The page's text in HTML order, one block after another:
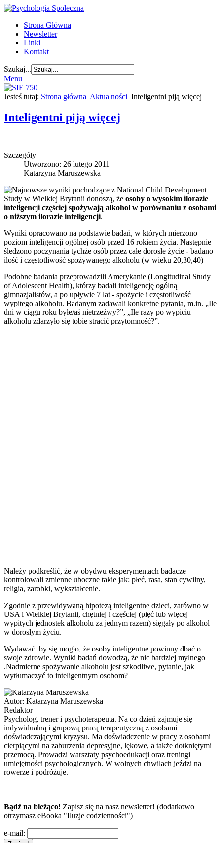
Strona Główna
Newsletter
Linki
Kontakt
Szukaj...
Menu
Jesteś tutaj: Strona główna Aktualności Inteligentni piją więcej
Inteligentni piją więcej
Szczegóły
Utworzono: 26 lutego 2011
Katarzyna Maruszewska
Najnowsze wyniki pochodzące z National Child Development
Study w Wielkiej Brytanii donoszą, że osoby o wysokim ilorazie
inteligencji częściej spożywają alkohol w porównaniu z osobami
o niższym ilorazie inteligencji.
Wyniki opracowano na podstawie badań, w których mierzono
poziom inteligencji ogólnej osób przed 16 rokiem życia. Następnie
śledzono poczynania tychże osób przez całe dorosłe życie - badano
ilość i częstotliwość spożywanego alkoholu (w wieku 20,30,40)
Podobne badania przeprowadzili Amerykanie (Longitudinal Study
of Adolescent Health), którzy badali inteligencję ogólną
gimnazjalistów, a po upływie 7 lat - spożycie i częstotliwość
wypitego alkoholu. Badanym zadawali konkretne pytania, m.in. „Ile
dni w ciągu roku byłe/aś nietrzeźwy?”, „Ile razy po wypiciu
alkoholu zdarzyło się tobie stracić przytomność?”.
Należy podkreślić, że w obydwu eksperymentach badacze
kontrolowali zmienne uboczne takie jak: płeć, rasa, stan cywilny,
religia, zarobki, wykształcenie.
Zgodnie z przewidywaną hipotezą inteligentne dzieci, zarówno w
USA i Wielkiej Brytanii, chętniej i częściej (pięć lub więcej
wypitych jednostek alkoholu za jednym razem) sięgały po alkohol
w dorosłym życiu.
Wydawać by się mogło, że osoby inteligentne powinny dbać o
swoje zdrowie. Wyniki badań dowodzą, że nic bardziej mylnego
.Nadmierne spożywanie alkoholu jest szkodliwe, pytanie, jak
wytłumaczyć to inteligentnym osobom?
Autor: Katarzyna Maruszewska
Redaktor
Psycholog, trener i psychoterapeuta. Na co dzień zajmuje się
indywidualną i grupową pracą terapeutyczną z osobami
doświadczającymi kryzysu. Ma doświadczenie w pracy z osobami
cierpiącymi na zaburzenia depresyjne, lękowe, a także dotkniętymi
przemocą. Prowadzi warsztaty psychoedukacji oraz treningi
umiejętności psychologicznych. W wolnych chwilach jeździ na
rowerze i podróżuje.
Bądź na bieżąco! Zapisz się na nasz newsletter! (dodatkowo
otrzymasz eBooka "Iluzje codzienności")
e-mail: